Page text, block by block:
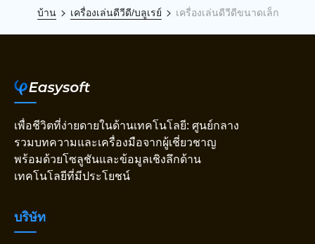
บ้าน เครื่องเล่นดีวีดี/บลูเรย์ เครื่องเล่นดีวีดีขนาดเล็ก
เพื่อชีวิตที่ง่ายดายในด้านเทคโนโลยี: ศูนย์กลาง
รวมบทความและเครื่องมือจากผู้เชี่ยวชาญ
พร้อมด้วยโซลูชันและข้อมูลเชิงลึกด้าน
เทคโนโลยีที่มีประโยชน์
บริษัท